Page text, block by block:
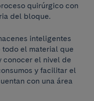
quirúrgico con
del bloque.
inteligentes
el material que
conocer el nivel de
y facilitar el
con una área